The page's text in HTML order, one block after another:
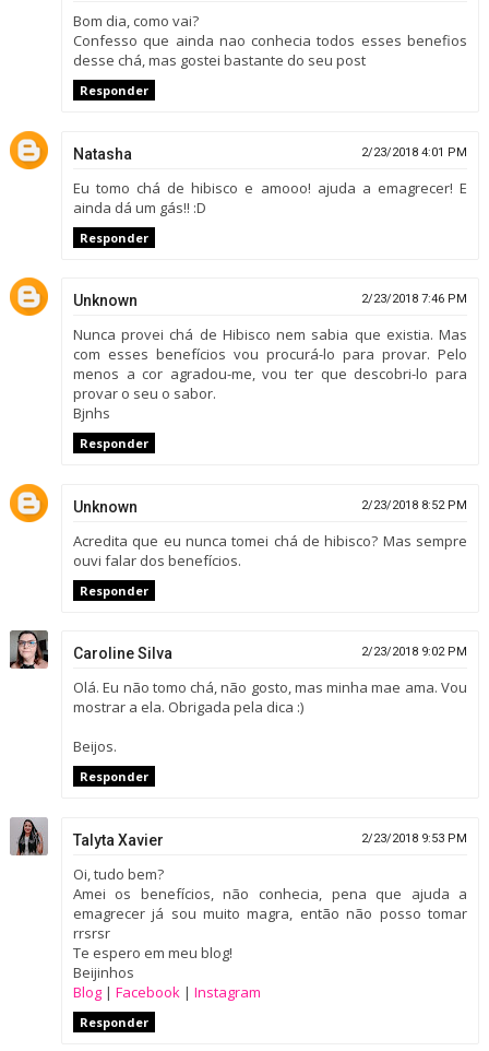
Bom dia, como vai?
Confesso que ainda nao conhecia todos esses benefios
desse chá, mas gostei bastante do seu post
Responder
Natasha 2/23/2018 4:01 PM
Eu tomo chá de hibisco e amooo! ajuda a emagrecer! E
ainda dá um gás!! :D
Responder
Unknown 2/23/2018 7:46 PM
Nunca provei chá de Hibisco nem sabia que existia. Mas
com esses benefícios vou procurá-lo para provar. Pelo
menos a cor agradou-me, vou ter que descobri-lo para
provar o seu o sabor.
Bjnhs
Responder
Unknown 2/23/2018 8:52 PM
Acredita que eu nunca tomei chá de hibisco? Mas sempre
ouvi falar dos benefícios.
Responder
Caroline Silva 2/23/2018 9:02 PM
Olá. Eu não tomo chá, não gosto, mas minha mae ama. Vou
mostrar a ela. Obrigada pela dica :)
Beijos.
Responder
Talyta Xavier 2/23/2018 9:53 PM
Oi, tudo bem?
Amei os benefícios, não conhecia, pena que ajuda a
emagrecer já sou muito magra, então não posso tomar
rrsrsr
Te espero em meu blog!
Beijinhos
Blog| Facebook| Instagram
Responder